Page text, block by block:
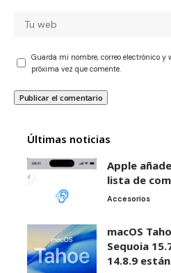
Guarda mi nombre, correo electrónico y
próxima vez que comente.
Últimas noticias
Apple
lista de
Accesorios
macOS
Sequoia
14.8.9